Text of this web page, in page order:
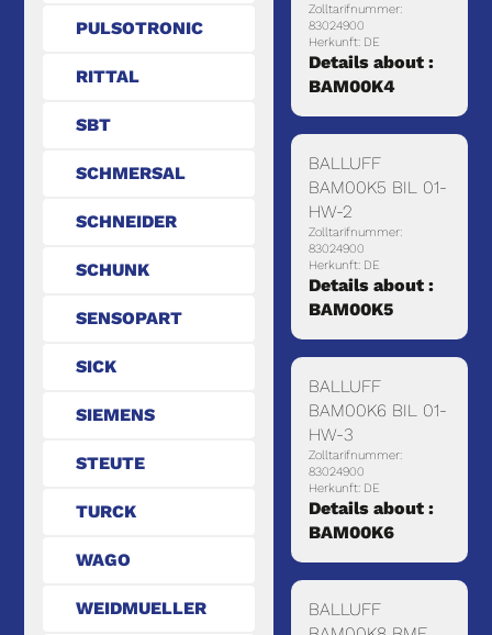
PULSOTRONIC
RITTAL
SBT
SCHMERSAL
SCHNEIDER
SCHUNK
SENSOPART
SICK
SIEMENS
STEUTE
TURCK
WAGO
WEIDMUELLER
Zolltarifnummer:
83024900
Herkunft: DE
Details about :
BAM00K4
BALLUFF
BAM00K5 BIL 01-
HW-2
Zolltarifnummer:
83024900
Herkunft: DE
Details about :
BAM00K5
BALLUFF
BAM00K6 BIL 01-
HW-3
Zolltarifnummer:
83024900
Herkunft: DE
Details about :
BAM00K6
BALLUFF